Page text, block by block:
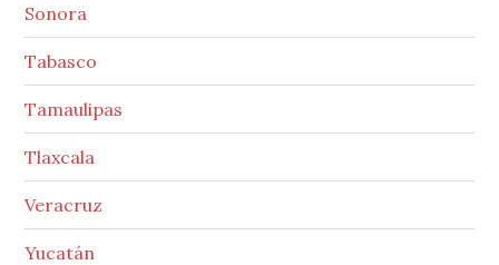
Sonora
Tabasco
Tamaulipas
Tlaxcala
Veracruz
Yucatán